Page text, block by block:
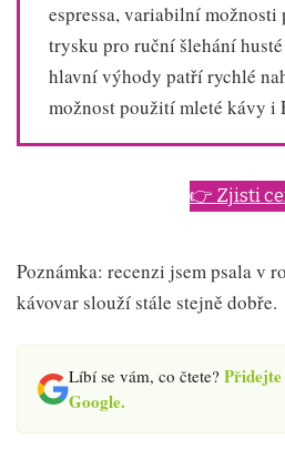
espressa, variabilní možnosti
trysku pro ruční šlehání
hlavní výhody patří rychlé
možnost použití mleté kávy i
👉 Zjisti
Poznámka: recenzi jsem psala v
kávovar slouží stále stejně dobře.
Líbí se vám, co čtete? Přidejte
Google.